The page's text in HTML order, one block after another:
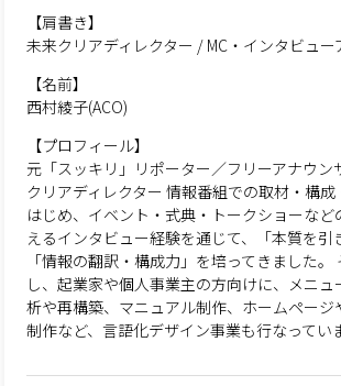
【肩書き】
未来クリアディレクター / MC・インタビュー
【名前】
西村綾子(ACO)
【プロフィール】
元「スッキリ」リポーター／フリーアナウン
クリアディレクター 情報番組での取材・構
はじめ、イベント・式典・トークショーなど
えるインタビュー経験を通じて、「本質を引
「情報の翻訳・構成力」を培ってきました
し、起業家や個人事業主の方向けに、メニ
析や再構築、マニュアル制作、ホームページ
制作など、言語化デザイン事業も行なってい